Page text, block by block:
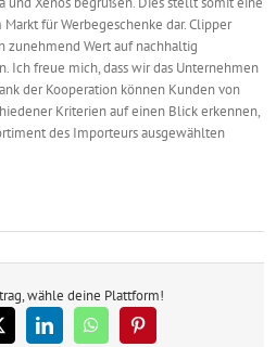
für Werbegeschenke dar. Clipper
zunehmend Wert auf nachhaltig
Ich freue mich, dass wir das Unternehmen
der Kooperation können Kunden von
Kriterien auf einen Blick erkennen,
des Importeurs ausgewählten
wähle deine Plattform!
LinkedInWhatsAppPinterest